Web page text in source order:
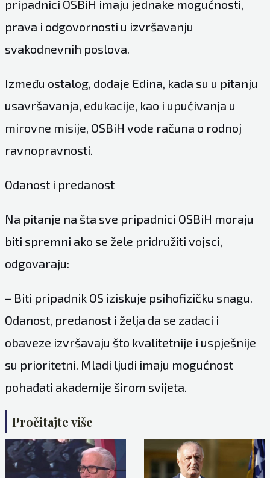
pripadnici OSBiH imaju jednake mogućnosti,
prava i odgovornosti u izvršavanju
svakodnevnih poslova.
Između ostalog, dodaje Edina, kada su u pitanju
usavršavanja, edukacije, kao i upućivanja u
mirovne misije, OSBiH vode računa o rodnoj
ravnopravnosti.
Odanost i predanost
Na pitanje na šta sve pripadnici OSBiH moraju
biti spremni ako se žele pridružiti vojsci,
odgovaraju:
– Biti pripadnik OS iziskuje psihofizičku snagu.
Odanost, predanost i želja da se zadaci i
obaveze izvršavaju što kvalitetnije i uspješnije
su prioritetni. Mladi ljudi imaju mogućnost
pohađati akademije širom svijeta.
Pročitajte više